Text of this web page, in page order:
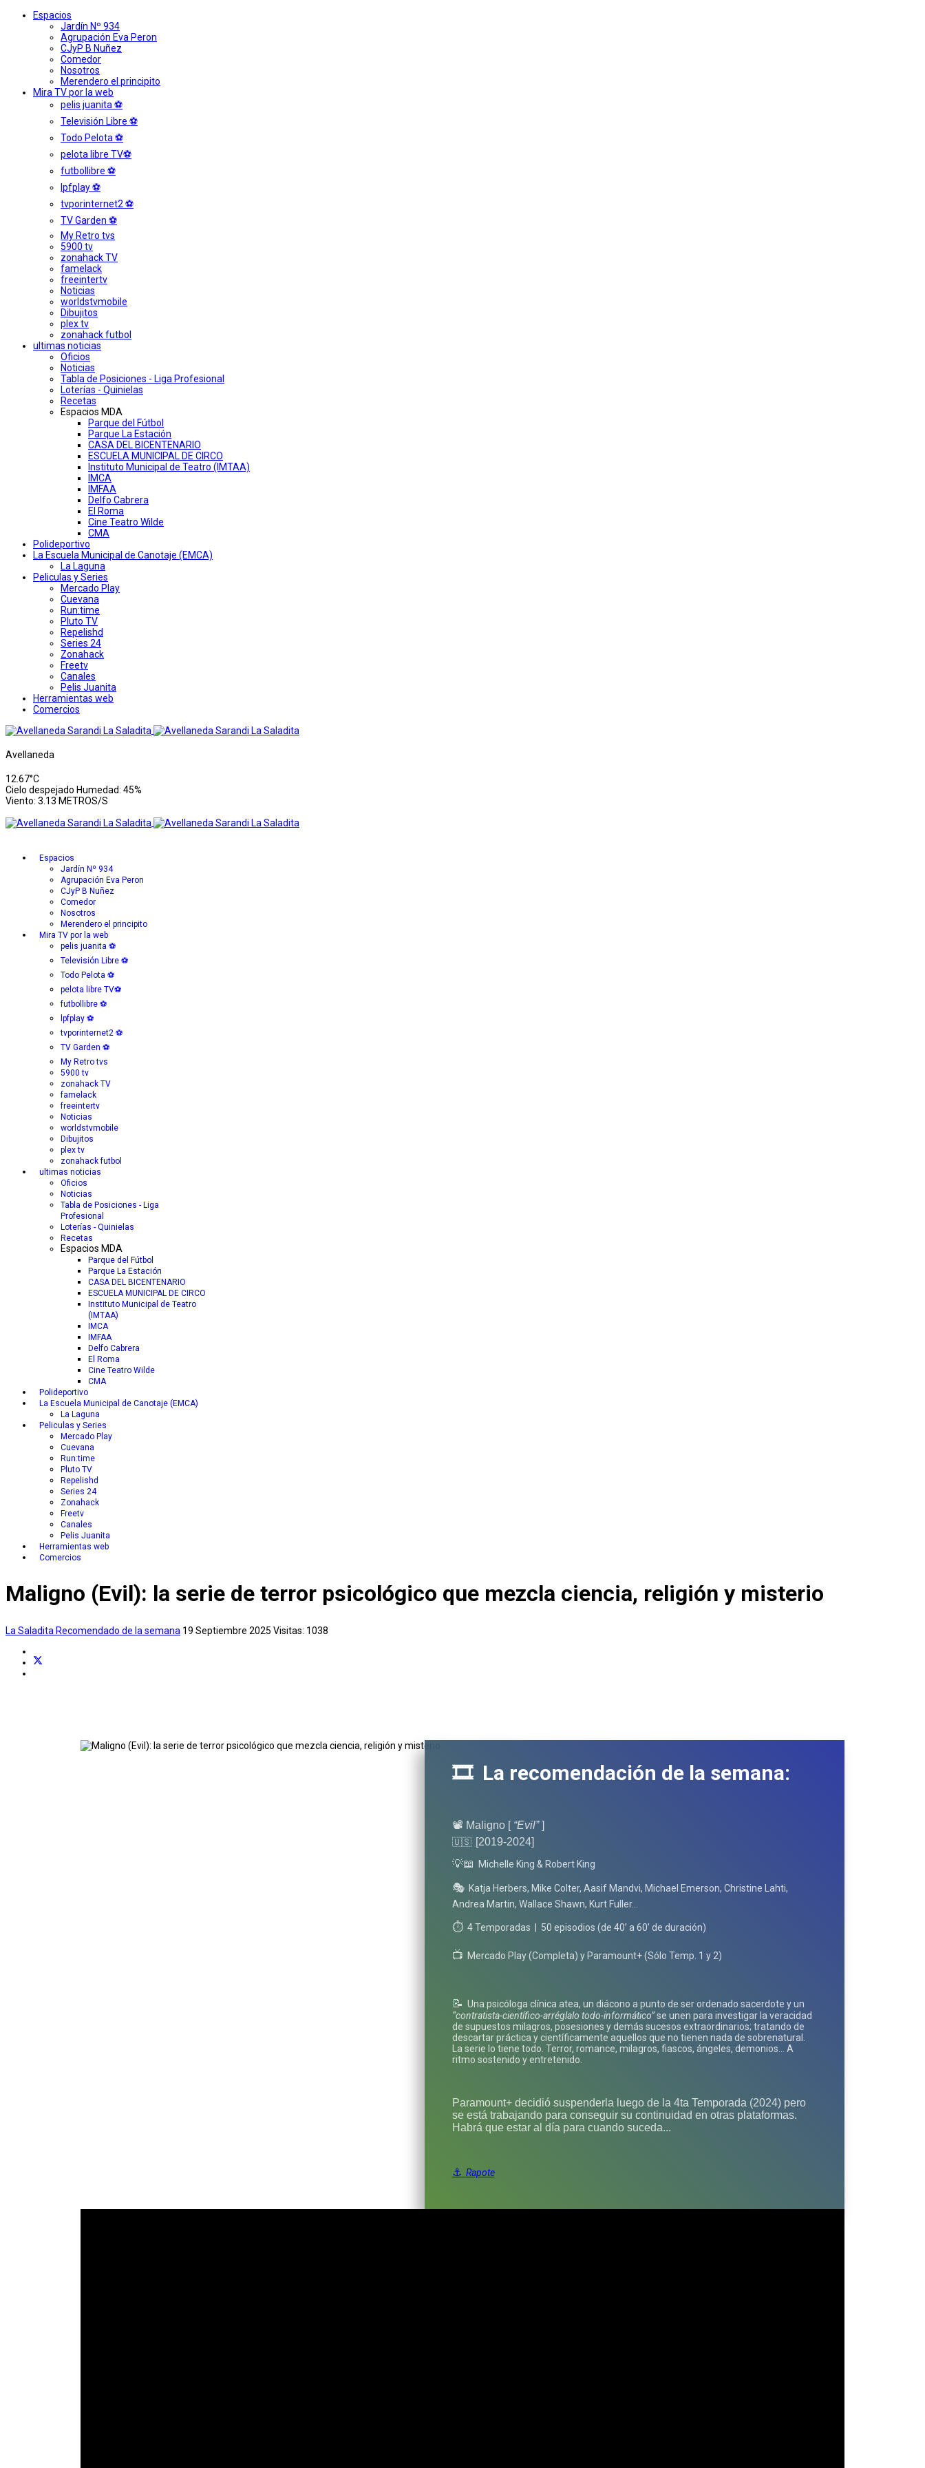
Espacios
Jardín Nº 934
Agrupación Eva Peron
CJyP B Nuñez
Comedor
Nosotros
Merendero el principito
Mira TV por la web
pelis juanita ⚽
Televisión Libre ⚽
Todo Pelota ⚽
pelota libre TV⚽
futbollibre ⚽
lpfplay ⚽
tvporinternet2 ⚽
TV Garden ⚽
My Retro tvs
5900 tv
zonahack TV
famelack
freeintertv
Noticias
worldstvmobile
Dibujitos
plex tv
zonahack futbol
ultimas noticias
Oficios
Noticias
Tabla de Posiciones - Liga Profesional
Loterías - Quinielas
Recetas
Espacios MDA
Parque del Fútbol
Parque La Estación
CASA DEL BICENTENARIO
ESCUELA MUNICIPAL DE CIRCO
Instituto Municipal de Teatro (IMTAA)
IMCA
IMFAA
Delfo Cabrera
El Roma
Cine Teatro Wilde
CMA
Polideportivo
La Escuela Municipal de Canotaje (EMCA)
La Laguna
Peliculas y Series
Mercado Play
Cuevana
Run:time
Pluto TV
Repelishd
Series 24
Zonahack
Freetv
Canales
Pelis Juanita
Herramientas web
Comercios
Avellaneda
12.67°C
Cielo despejado Humedad: 45%
Viento: 3.13 METROS/S
Espacios
Jardín Nº 934
Agrupación Eva Peron
CJyP B Nuñez
Comedor
Nosotros
Merendero el principito
Mira TV por la web
pelis juanita ⚽
Televisión Libre ⚽
Todo Pelota ⚽
pelota libre TV⚽
futbollibre ⚽
lpfplay ⚽
tvporinternet2 ⚽
TV Garden ⚽
My Retro tvs
5900 tv
zonahack TV
famelack
freeintertv
Noticias
worldstvmobile
Dibujitos
plex tv
zonahack futbol
ultimas noticias
Oficios
Noticias
Tabla de Posiciones - Liga
Profesional
Loterías - Quinielas
Recetas
Espacios MDA
Parque del Fútbol
Parque La Estación
CASA DEL BICENTENARIO
ESCUELA MUNICIPAL DE CIRCO
Instituto Municipal de Teatro
(IMTAA)
IMCA
IMFAA
Delfo Cabrera
El Roma
Cine Teatro Wilde
CMA
Polideportivo
La Escuela Municipal de Canotaje (EMCA)
La Laguna
Peliculas y Series
Mercado Play
Cuevana
Run:time
Pluto TV
Repelishd
Series 24
Zonahack
Freetv
Canales
Pelis Juanita
Herramientas web
Comercios
Maligno (Evil): la serie de terror psicológico que mezcla ciencia, religión y misterio
La Saladita Recomendado de la semana 19 Septiembre 2025 Visitas: 1038
🎞️ La recomendación de la semana:
📽️ Maligno [ “Evil”]
🇺🇸
[2019-2024]
💡📖
Michelle King & Robert King
🎭 Katja Herbers, Mike Colter, Aasif Mandvi, Michael Emerson, Christine Lahti,
Andrea Martin, Wallace Shawn, Kurt Fuller...
⏱️ 4 Temporadas 50 episodios (de 40’ a 60’ de duración)
📺 Mercado Play (Completa) y Paramount+ (Sólo Temp. 1 y 2)
📝 Una psicóloga clínica atea, un diácono a punto de ser ordenado sacerdote y un
“contratista-científico-arréglalo todo-informático”se unen para investigar la veracidad
de supuestos milagros, posesiones y demás sucesos extraordinarios; tratando de
descartar práctica y científicamente aquellos que no tienen nada de sobrenatural.
La serie lo tiene todo. Terror, romance, milagros, fiascos, ángeles, demonios… A
ritmo sostenido y entretenido.
Paramount+ decidió suspenderla luego de la 4ta Temporada (2024) pero
se está trabajando para conseguir su continuidad en otras plataformas.
Habrá que estar al día para cuando suceda...
⚓ Rapote